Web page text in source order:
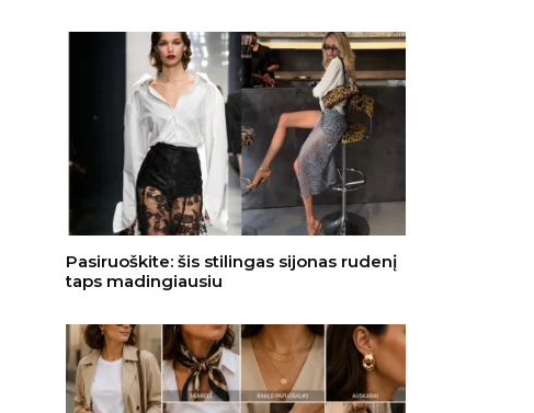
Pasiruoškite: šis stilingas sijonas rudenį
taps madingiausiu